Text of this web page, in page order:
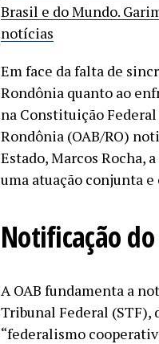
Brasil e do Mundo.
notícias
Em face da falta de
Rondônia quanto ao
na Constituição Federal
Rondônia (OAB/RO)
Estado, Marcos Rocha,
uma atuação conjunta
Notificação do
A OAB fundamenta a
Tribunal Federal (STF),
“federalismo